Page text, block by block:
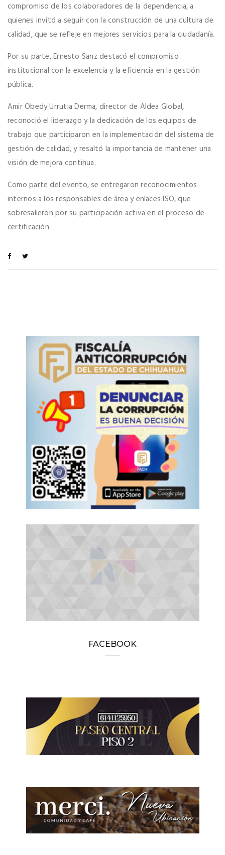
compromiso de los colaboradores de la dependencia, a
quienes invitó a seguir con la construcción de una cultura de
calidad, que se refleje en mejores servicios para la ciudadanía.
Por su parte, Ernesto Sanz destacó el compromiso
institucional con la excelencia y la eficiencia en la gestión
pública.
Amir Obedy Urrutia Derma, director de Aldea Global,
reconoció el liderazgo y la dedicación de los equipos de
trabajo que participaron en la implementación del sistema de
gestión de calidad, y resaltó la importancia de mantener una
visión de mejora continua.
Como parte del evento, se entregaron reconocimientos
internos a los responsables de área y enlaces ISO, que
sobresalieron por su participación activa en el proceso de
certificación.
FACEBOOK